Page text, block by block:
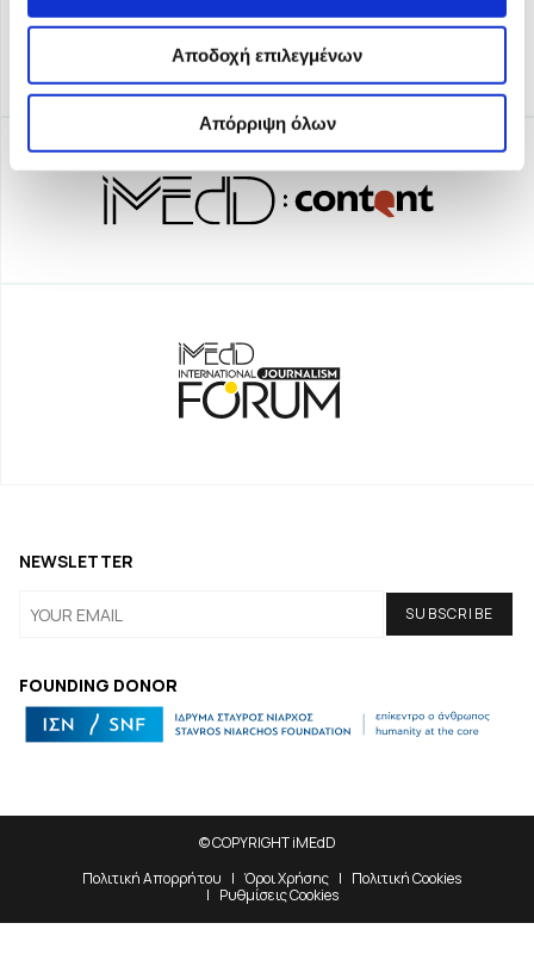
Αποδοχή επιλεγμένων
Απόρριψη όλων
FOUNDING DONOR
NEWSLETTER
© COPYRIGHT iMEdD
Πολιτική Απορρήτου
Όροι Χρήσης
Πολιτική Cookies
Ρυθμίσεις Cookies